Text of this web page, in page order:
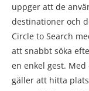
uppger att de
destinationer och
Circle to Search
att snabbt söka
en enkel gest.
gäller att hitta